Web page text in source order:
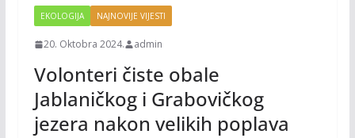
EKOLOGIJA NAJNOVIJE VIJESTI
20. Oktobra 2024. admin
Volonteri čiste obale
Jablaničkog i Grabovičkog
jezera nakon velikih poplava